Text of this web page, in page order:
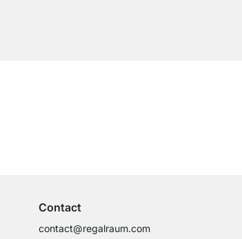
Contact
contact@regalraum.com